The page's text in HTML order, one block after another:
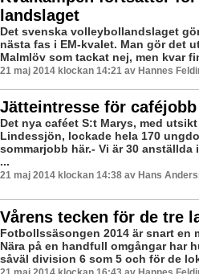
landslaget
Det svenska volleybollandslaget
nästa fas i EM-kvalet. Man gör det
Malmlöv som tackat nej, men kvar
21 maj 2014 klockan 14:21 av Hannes
Jätteintresse för
Det nya caféet S:t Marys, med
Lindessjön, lockade hela 170
sommarjobb här.- Vi är 30 anställda
...
21 maj 2014 klockan 14:38 av Hans
Vårens tecken för de tre
Fotbollssäsongen 2014 är snart en
Nära på en handfull omgångar har
såväl division 6 som 5 och för de